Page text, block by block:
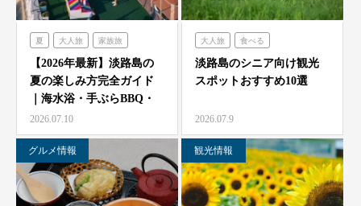
夏 大人旅 家族旅
食べる 体験する 禅坊靖寧
ハローキティスマイル
オーシャンテラス ミエレ
グランシャリオ
シェフガーデン
クラフトサーカス
ニジゲンノモリ
【2026年最新】淡路島の
夏の楽しみ方完全ガイド
｜海水浴・手ぶらBBQ・
子供の遊び場と絶景…
2026.07.10
大人旅 食べる
フレンチの森 古酒の舎
禅坊靖寧 のじまスコーラ
淡路島のシニア向け観光
スポットおすすめ10選
2026.07.9
グルメ情報 観光情報